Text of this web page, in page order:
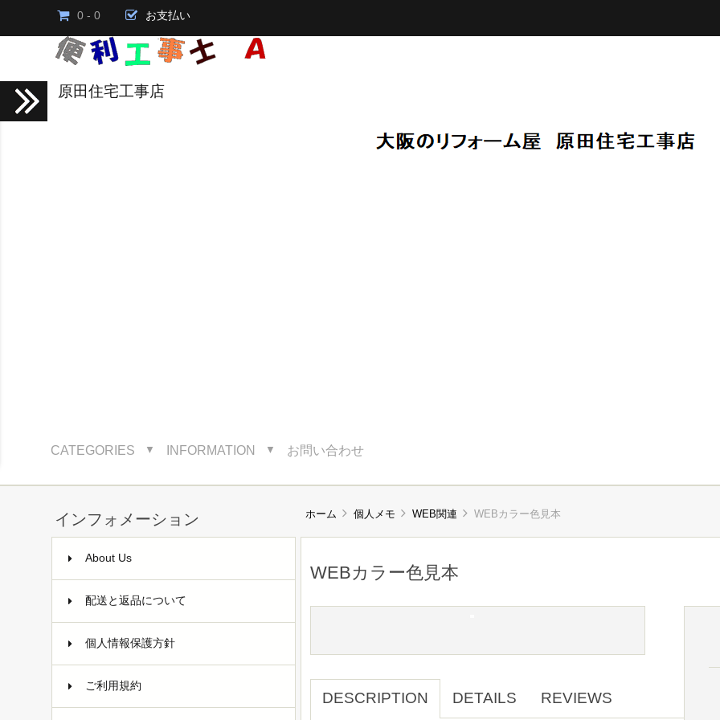
0 - 0 お支払い
原田住宅工事店
CATEGORIES ▼ INFORMATION ▼ お問い合わせ
インフォメーション
About Us
配送と返品について
個人情報保護方針
ご利用規約
ホーム 個人メモ WEB関連 WEBカラー色見本
WEBカラー色見本
DESCRIPTION DETAILS REVIEWS